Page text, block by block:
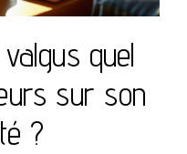
quel
sur son
?